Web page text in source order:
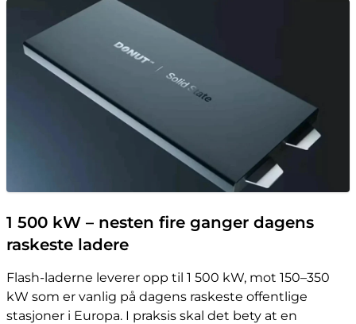
1 500 kW – nesten fire ganger dagens
raskeste ladere
Flash-laderne leverer opp til 1 500 kW, mot 150–350
kW som er vanlig på dagens raskeste offentlige
stasjoner i Europa. I praksis skal det bety at en